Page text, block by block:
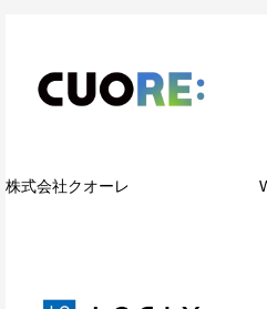
株式会社クオーレ